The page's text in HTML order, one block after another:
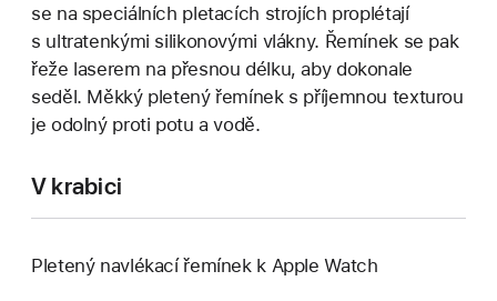
se na speciálních pletacích strojích proplétají
s ultratenkými silikonovými vlákny. Řemínek se pak
řeže laserem na přesnou délku, aby dokonale
seděl. Měkký pletený řemínek s příjemnou texturou
je odolný proti potu a vodě.
V krabici
Pletený navlékací řemínek k Apple Watch